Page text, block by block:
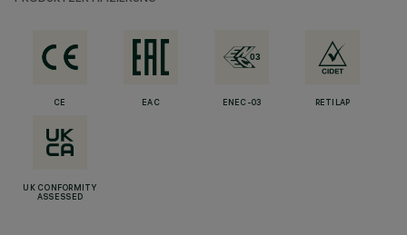
CE EAC ENEC-03 RETILAP
UK CONFORMITY
ASSESSED